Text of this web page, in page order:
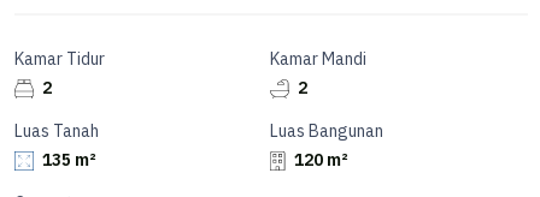
Kamar Tidur
2
Kamar Mandi
2
Luas Tanah
135 m²
Luas Bangunan
120 m²